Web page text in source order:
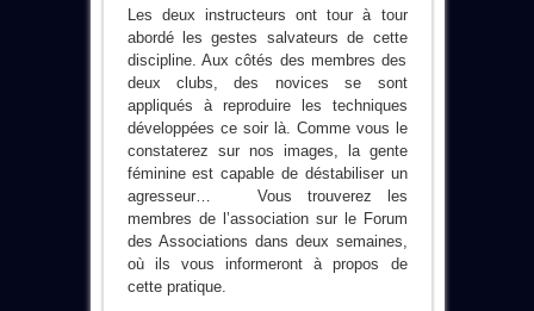
Les deux instructeurs ont tour à tour
abordé les gestes salvateurs de cette
discipline. Aux côtés des membres des
deux clubs, des novices se sont
appliqués à reproduire les techniques
développées ce soir là. Comme vous le
constaterez sur nos images, la gente
féminine est capable de déstabiliser un
agresseur… Vous trouverez les
membres de l’association sur le Forum
des Associations dans deux semaines,
où ils vous informeront à propos de
cette pratique.